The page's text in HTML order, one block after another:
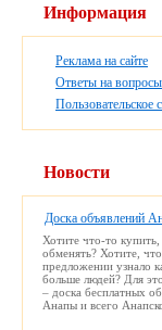
Информация
Реклама на сайте
Ответы на вопросы
Пользовательское
Новости
Доска объявлений
Хотите что-то
обменять? Хотите,
предложении узнало
больше людей? Для
– доска бесплатных
Анапы и всего